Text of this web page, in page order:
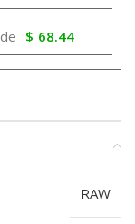
de $ 68.44
RAW